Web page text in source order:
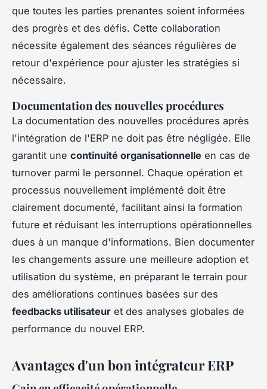
que toutes les parties prenantes soient informées
des progrès et des défis. Cette collaboration
nécessite également des séances régulières de
retour d'expérience pour ajuster les stratégies si
nécessaire.
Documentation des nouvelles procédures
La documentation des nouvelles procédures après
l'intégration de l'ERP ne doit pas être négligée. Elle
garantit une continuité organisationnelle en cas de
turnover parmi le personnel. Chaque opération et
processus nouvellement implémenté doit être
clairement documenté, facilitant ainsi la formation
future et réduisant les interruptions opérationnelles
dues à un manque d'informations. Bien documenter
les changements assure une meilleure adoption et
utilisation du système, en préparant le terrain pour
des améliorations continues basées sur des
feedbacks utilisateur et des analyses globales de
performance du nouvel ERP.
Avantages d'un bon intégrateur ERP